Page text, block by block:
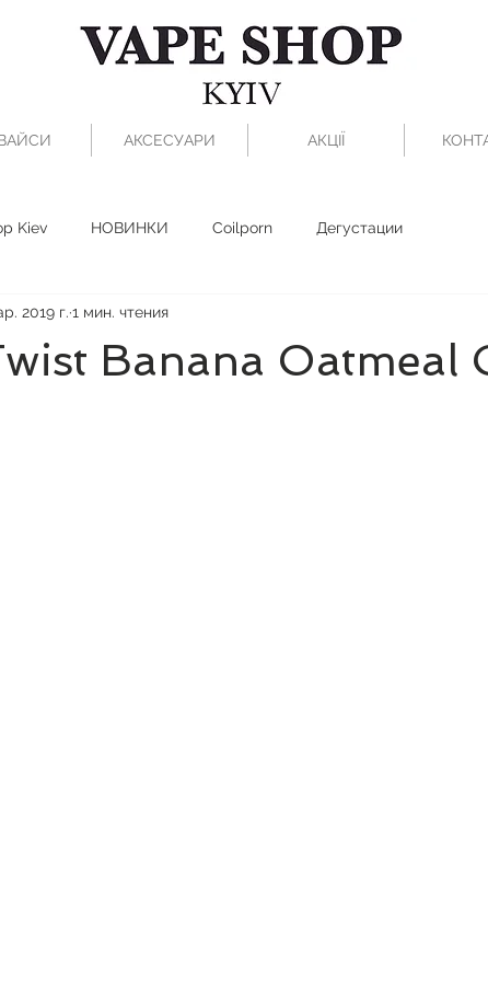
АКСЕСУАРИ АКЦІЇ
Kiev НОВИНКИ Coilporn Дегустации
Banana Oatmeal
2019 г. 1 мин. чтения
5 звезд.